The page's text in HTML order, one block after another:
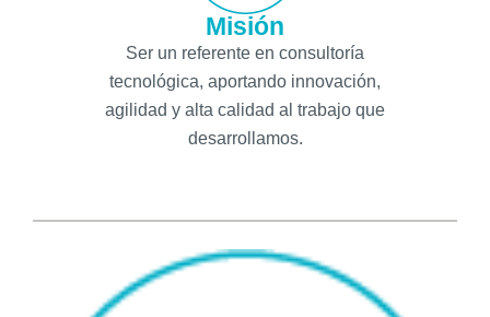
Misión
Ser un referente en consultoría
tecnológica, aportando innovación,
agilidad y alta calidad al trabajo que
desarrollamos.